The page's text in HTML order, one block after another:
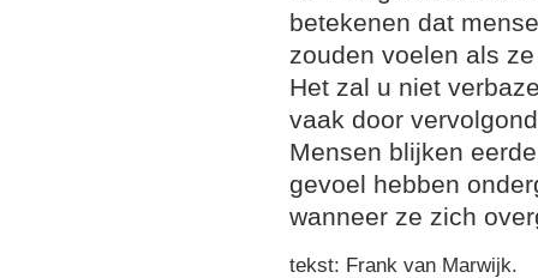
betekenen dat
zouden voelen als
Het zal u niet
vaak door
Mensen blijken
gevoel hebben
wanneer ze zich
tekst: Frank van Marwijk.